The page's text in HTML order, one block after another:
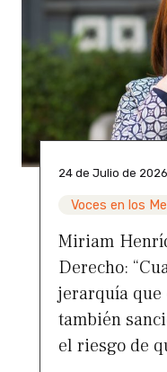
24 de Julio de 2026
Voces en los
Miriam
Derecho:
jerarquía que
también
el riesgo de